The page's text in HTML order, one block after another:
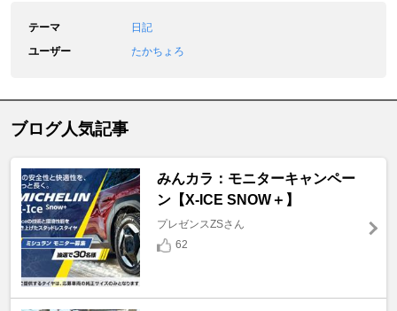
テーマ
日記
ユーザー
たかちょろ
ブログ人気記事
みんカラ：モニターキャンペー
ン【X-ICE SNOW＋】
プレゼンスZSさん
62